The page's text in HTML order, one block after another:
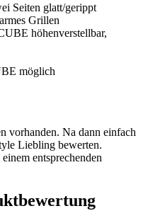
Seiten glatt/gerippt
Grillen
höhenverstellbar,
möglich
vorhanden. Na dann einfach
Liebling bewerten.
entsprechenden